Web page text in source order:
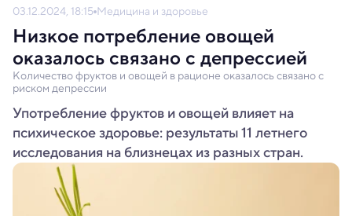
03.12.2024, 18:15 Медицина и здоровье
Низкое потребление овощей
оказалось связано с депрессией
Количество фруктов и овощей в рационе оказалось связано с
риском депрессии
Употребление фруктов и овощей влияет на
психическое здоровье: результаты 11 летнего
исследования на близнецах из разных стран.